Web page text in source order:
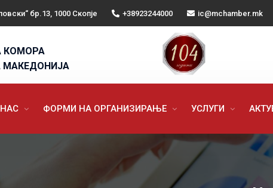
бр.13, 1000 Скопје +38923244000 ic@mchamber.mk
КОМОРА
МАКЕДОНИЈА
ФОРМИ НА ОРГАНИЗИРАЊЕ УСЛУГИ